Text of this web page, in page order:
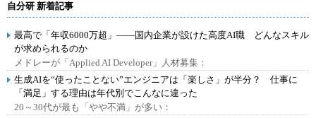
自分研 新着記事
最高で「年収6000万超」――国内企業が設けた高度AI職 どんなスキル
が求められるのか
メドレーが「Applied AI Developer」人材募集：
生成AIを“使ったことない”エンジニアは「楽しさ」が半分？ 仕事に
「満足」する理由は年代別でこんなに違った
20～30代が最も「やや不満」が多い：